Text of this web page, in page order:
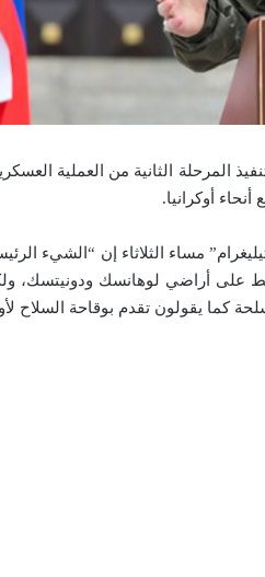
الثانية من العملية
أوكرانيا.
مساء الثلاثاء إن “الشيء
على أراضي لوهانسك ودونيتسك،
كما يقولون تقدم بوقاحة السلاح